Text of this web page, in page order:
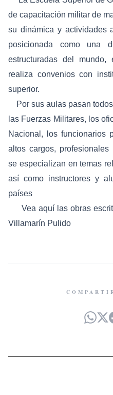
de capacitación militar de
su dinámica y actividades
posicionada como una
estructuradas del
realiza convenios con
superior.
Por sus aulas pasan
las Fuerzas Militares, los
Nacional, los funcionarios
altos cargos,
se especializan en temas
así como instructores y
países
Vea aquílas obras
Villamarín Pulido